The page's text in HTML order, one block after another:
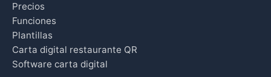
Precios
Funciones
Plantillas
Carta digital restaurante QR
Software carta digital